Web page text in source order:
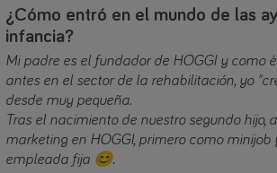
¿Cómo entró en el mundo de las
infancia?
Mi padre es el fundador de HOGGI y como
antes en el sector de la rehabilitación, yo
desde muy pequeña.
Tras el nacimiento de nuestro segundo hijo,
marketing en HOGGI, primero como
empleada fija 😊.